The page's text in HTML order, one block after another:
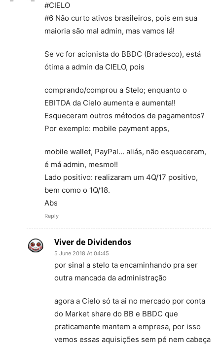
#CIELO
#6 Não curto ativos brasileiros, pois em sua
maioria são mal admin, mas vamos lá!
Se vc for acionista do BBDC (Bradesco), está
ótima a admin da CIELO, pois
comprando/comprou a Stelo; enquanto o
EBITDA da Cielo aumenta e aumenta!!
Esqueceram outros métodos de pagamentos?
Por exemplo: mobile payment apps,
mobile wallet, PayPal… aliás, não esqueceram,
é má admin, mesmo!!
Lado positivo: realizaram um 4Q/17 positivo,
bem como o 1Q/18.
Abs
Reply
Viver de Dividendos
5 June 2018 At 04:45
por sinal a stelo ta encaminhando pra ser
outra mancada da administração
agora a Cielo só ta ai no mercado por conta
do Market share do BB e BBDC que
praticamente mantem a empresa, por isso
vemos essas aquisições sem pé nem cabeça